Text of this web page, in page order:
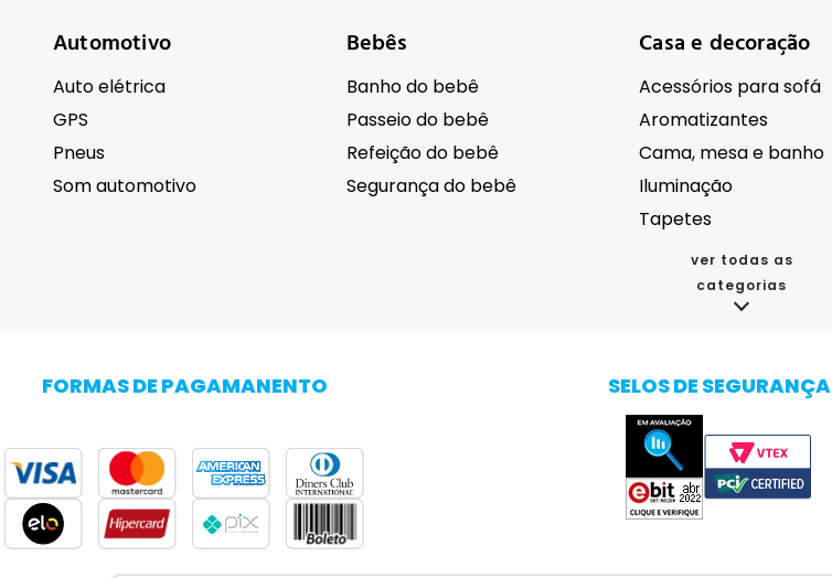
Automotivo
Auto elétrica
GPS
Pneus
Som automotivo
Bebês
Banho do bebê
Passeio do bebê
Refeição do bebê
Segurança do bebê
Casa e decoração
Acessórios para sofá
Aromatizantes
Cama, mesa e banho
Iluminação
Tapetes
Higiene
Saúde
veja mais
Coifa
veja mais
Cafeteiras
Chaleira
ver todas as
categorias
FORMAS DE PAGAMANENTO SELOS DE SEGURANÇA